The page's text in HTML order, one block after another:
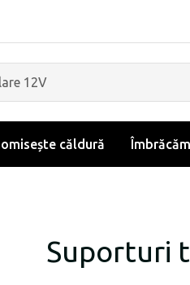
căldură
Suporturi